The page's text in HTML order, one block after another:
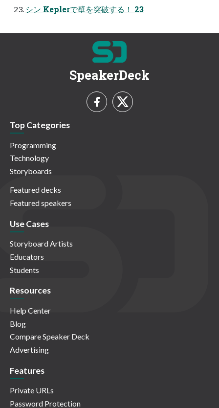
シン Keplerで壁を突破する！ 23
SpeakerDeck
Top Categories
Programming
Technology
Storyboards
Featured decks
Featured speakers
Use Cases
Storyboard Artists
Educators
Students
Resources
Help Center
Blog
Compare Speaker Deck
Advertising
Features
Private URLs
Password Protection